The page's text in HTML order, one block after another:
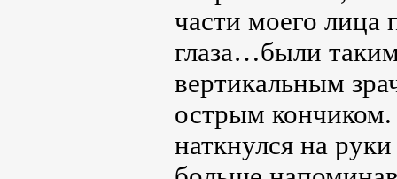
части моего лица
глаза…были
вертикальным
острым кончиком.
наткнулся на